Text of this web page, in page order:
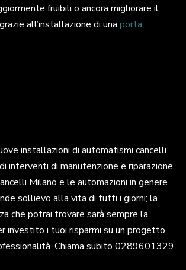
fruibili o ancora migliorare il
all’installazione di unaporta
installazioni di automatismi cancelli
interventi di manutenzione e riparazione.
Milano e le automazioni in genere
sollievo alla vita di tutti i giorni; la
che potrai trovare sarà sempre la
investito i tuoi risparmi su un progetto
Chiama subito 0289601329